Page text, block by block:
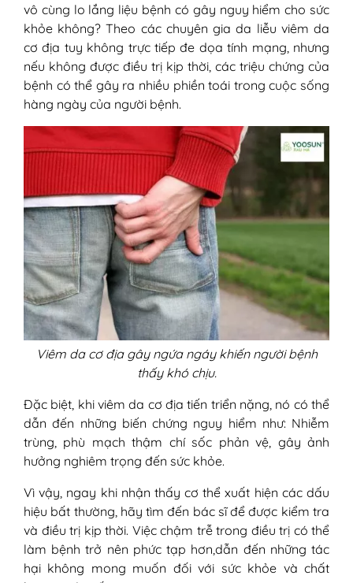
vô cùng lo lắng liệu bệnh có gây nguy hiểm cho sức
khỏe không? Theo các chuyên gia da liễu viêm da
cơ địa tuy không trực tiếp đe dọa tính mạng, nhưng
nếu không được điều trị kịp thời, các triệu chứng của
bệnh có thể gây ra nhiều phiền toái trong cuộc sống
hàng ngày của người bệnh.
Viêm da cơ địa gây ngứa ngáy khiến người bệnh
thấy khó chịu.
Đặc biệt, khi viêm da cơ địa tiến triển nặng, nó có thể
dẫn đến những biến chứng nguy hiểm như: Nhiễm
trùng, phù mạch thậm chí sốc phản vệ, gây ảnh
hưởng nghiêm trọng đến sức khỏe.
Vì vậy, ngay khi nhận thấy cơ thể xuất hiện các dấu
hiệu bất thường, hãy tìm đến bác sĩ để được kiểm tra
và điều trị kịp thời. Việc chậm trễ trong điều trị có thể
làm bệnh trở nên phức tạp hơn,dẫn đến những tác
hại không mong muốn đối với sức khỏe và chất